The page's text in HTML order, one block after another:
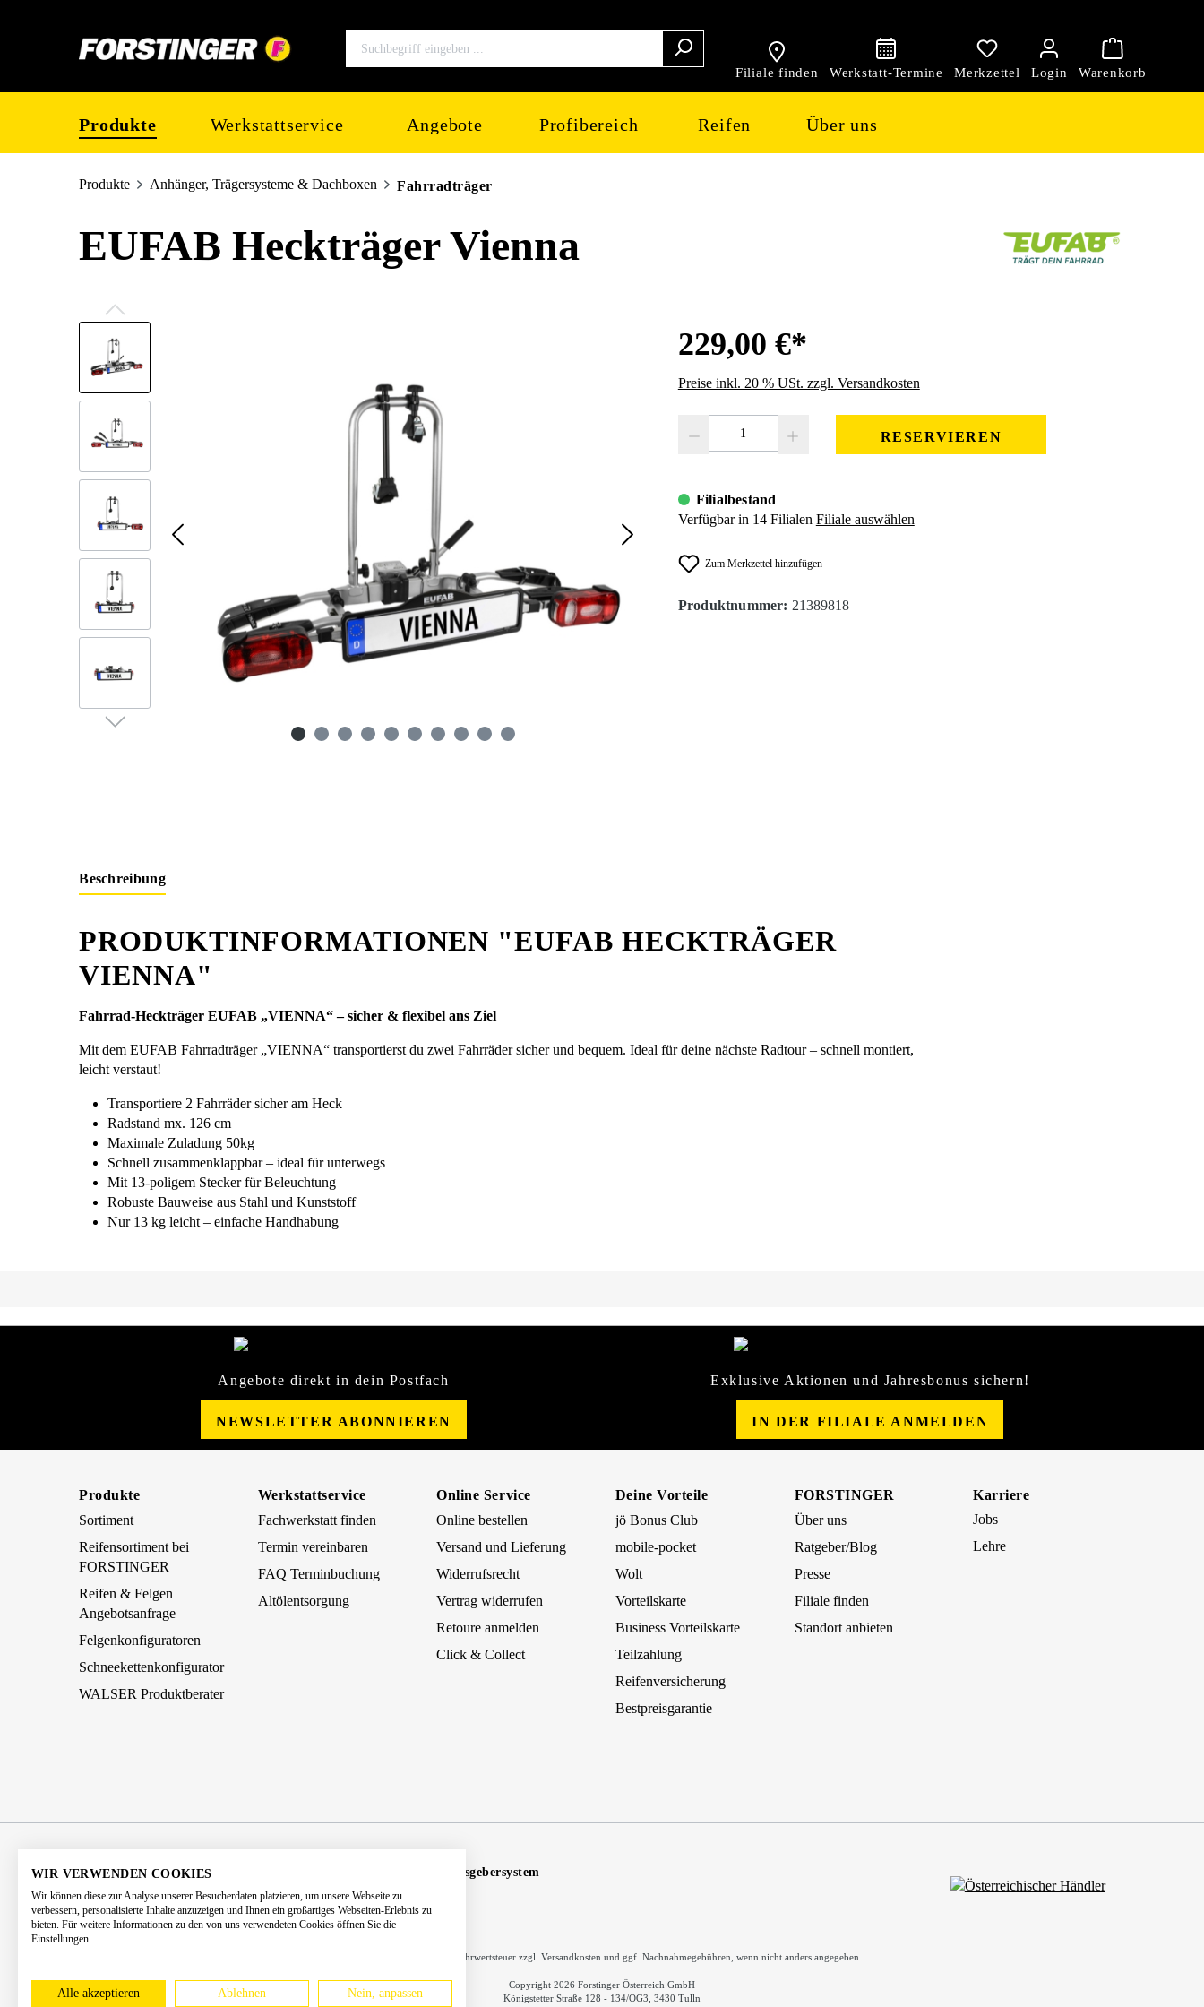
Filiale finden
Produkte Werkstattservice Angebote Profibereich Reifen Über uns
Produkte Anhänger, Trägersysteme & Dachboxen Fahrradträger
EUFAB Heckträger Vienna
229,00 €*
Preise inkl. 20 % USt. zzgl. Versandkosten
RESERVIEREN
Filialbestand
Verfügbar in 14 Filialen Filiale auswählen
Zum Merkzettel hinzufügen
Produktnummer: 21389818
Beschreibung
PRODUKTINFORMATIONEN "EUFAB HECKTRÄGER
VIENNA"
Fahrrad-Heckträger EUFAB „VIENNA“ – sicher & flexibel ans Ziel
Mit dem EUFAB Fahrradträger „VIENNA“ transportierst du zwei Fahrräder sicher und bequem. Ideal für deine nächste Radtour – schnell montiert,
leicht verstaut!
Transportiere 2 Fahrräder sicher am Heck
Radstand mx. 126 cm
Maximale Zuladung 50kg
Schnell zusammenklappbar – ideal für unterwegs
Mit 13-poligem Stecker für Beleuchtung
Robuste Bauweise aus Stahl und Kunststoff
Nur 13 kg leicht – einfache Handhabung
Angebote direkt in dein Postfach
NEWSLETTER ABONNIEREN
Exklusive Aktionen und Jahresbonus sichern!
IN DER FILIALE ANMELDEN
Produkte
Sortiment
Reifensortiment bei
FORSTINGER
Reifen & Felgen
Angebotsanfrage
Felgenkonfiguratoren
Schneekettenkonfigurator
WALSER Produktberater
Werkstattservice
Fachwerkstatt finden
Termin vereinbaren
FAQ Terminbuchung
Altölentsorgung
Online Service
Online bestellen
Versand und Lieferung
Widerrufsrecht
Vertrag widerrufen
Retoure anmelden
Click & Collect
Deine Vorteile
jö Bonus Club
mobile-pocket
Wolt
Vorteilskarte
Business Vorteilskarte
Teilzahlung
Reifenversicherung
Bestpreisgarantie
FORSTINGER
Über uns
Ratgeber/Blog
Presse
Filiale finden
Standort anbieten
Karriere
Jobs
Lehre
AGB Impressum
Hinweisgebersystem
Barrierefreiheitserklärung
Kontakt
* Alle Preise inkl. gesetzl. Mehrwertsteuer zzgl. Versandkosten und ggf. Nachnahmegebühren, wenn nicht anders angegeben.
Copyright 2026 Forstinger Österreich GmbH
Königstetter Straße 128 - 134/OG3, 3430 Tulln
WIR VERWENDEN COOKIES
Wir können diese zur Analyse unserer Besucherdaten platzieren, um unsere Webseite zu
verbessern, personalisierte Inhalte anzuzeigen und Ihnen ein großartiges Webseiten-Erlebnis zu
bieten. Für weitere Informationen zu den von uns verwendeten Cookies öffnen Sie die
Einstellungen.
Alle akzeptieren Ablehnen Nein, anpassen